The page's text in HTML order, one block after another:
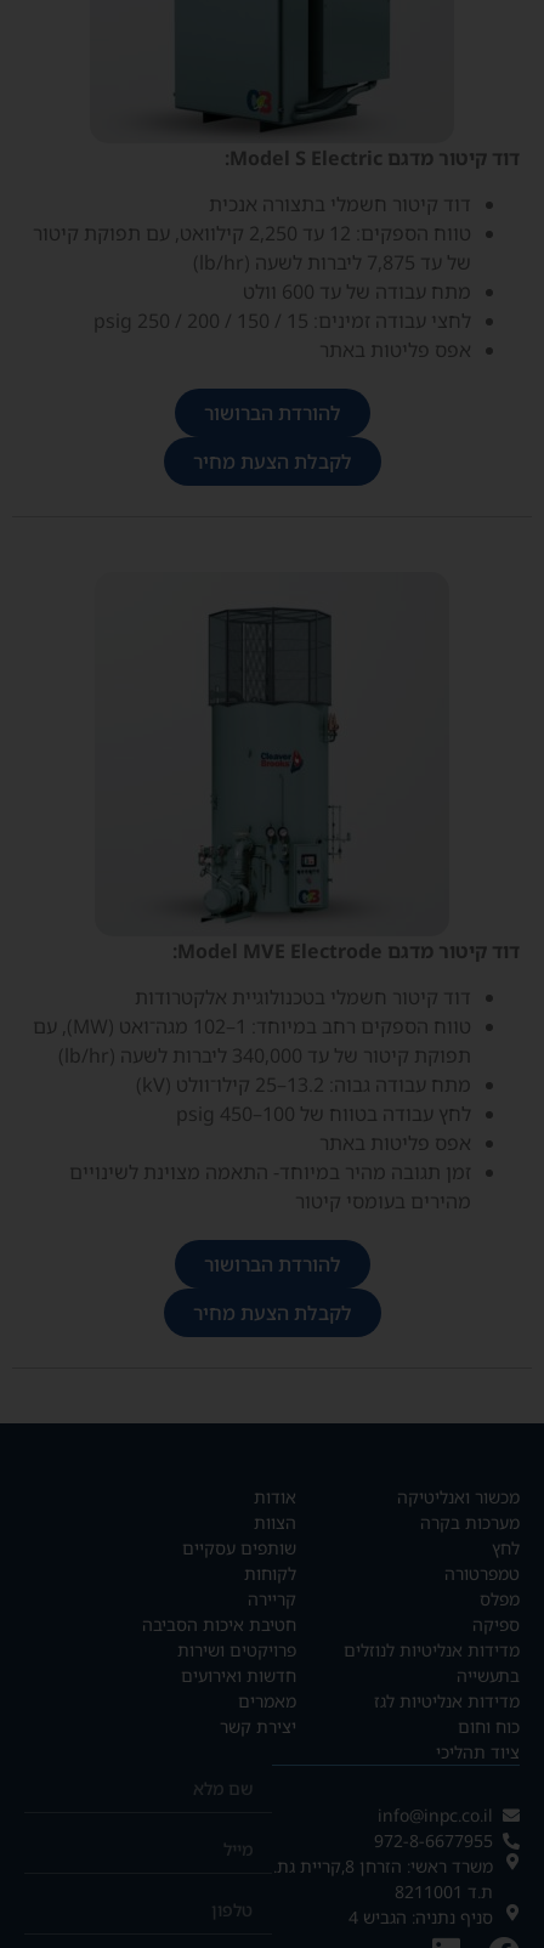
דוד קיטור מדגם Model S Electric:
דוד קיטור חשמלי בתצורה אנכית
טווח הספקים: 12 עד 2,250 קילוואט, עם תפוקת קיטור
של עד 7,875 ליברות לשעה (lb/hr)
מתח עבודה של עד 600 וולט
לחצי עבודה זמינים: 15 / 150 / 200 / 250 psig
אפס פליטות באתר
להורדת הברושור
לקבלת הצעת מחיר
דוד קיטור מדגם Model MVE Electrode:
דוד קיטור חשמלי בטכנולוגיית אלקטרודות
טווח הספקים רחב במיוחד: 1–102 מגה־ואט (MW), עם
תפוקת קיטור של עד 340,000 ליברות לשעה (lb/hr)
מתח עבודה גבוה: 13.2–25 קילו־וולט (kV)
לחץ עבודה בטווח של 100–450 psig
אפס פליטות באתר
זמן תגובה מהיר במיוחד- התאמה מצוינת לשינויים
מהירים בעומסי קיטור
להורדת הברושור
לקבלת הצעת מחיר
מכשור ואנליטיקה
מערכות בקרה
לחץ
טמפרטורה
מפלס
ספיקה
מדידות אנליטיות לנוזלים
בתעשייה
מדידות אנליטיות לגז
כוח וחום
ציוד תהליכי
אודות
הצוות
שותפים עסקיים
לקוחות
קריירה
חטיבת איכות הסביבה
פרויקטים ושירות
חדשות ואירועים
מאמרים
יצירת קשר
info@inpc.co.il
972-8-6677955
משרד ראשי: הזרחן 8,קריית גת.
ת.ד 8211001
סניף נתניה: הגביש 4